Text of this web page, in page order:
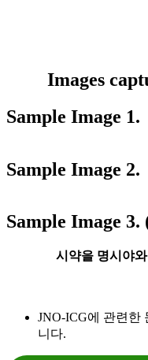
Images
Sample Image 1.
Sample Image 2.
Sample Image
시약을 명시야
JNO-ICG에 관련한
니다.